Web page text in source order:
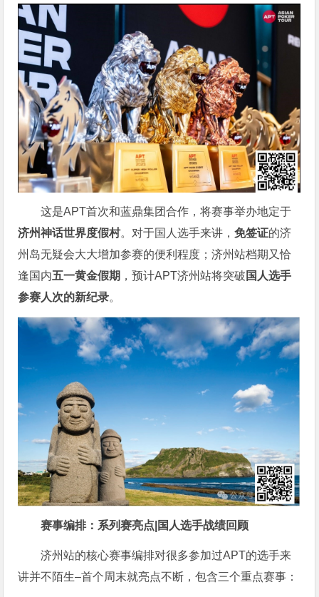
这是APT首次和蓝鼎集团合作，将赛事举办地定于
济州神话世界度假村。对于国人选手来讲，免签证的济
州岛无疑会大大增加参赛的便利程度；济州站档期又恰
逢国内五一黄金假期 ，预计APT济州站将突破 国人选手
参赛人次的新纪录。
赛事编排：系列赛亮点|国人选手战绩回顾
济州站的核心赛事编排对很多参加过APT的选手来
讲并不陌生–首个周末就亮点不断，包含三个重点赛事：